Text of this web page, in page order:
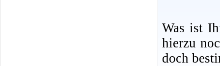
Was ist
hierzu
doch